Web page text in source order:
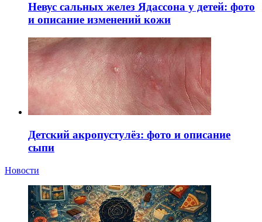
Невус сальных желез Ядассона у детей: фото
и описание изменений кожи
Детский акропустулёз: фото и описание
сыпи
Новости